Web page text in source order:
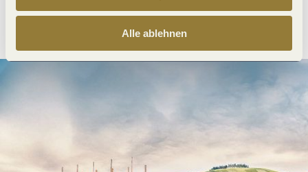
Alle ablehnen
Anreise planen PDF erzeugen